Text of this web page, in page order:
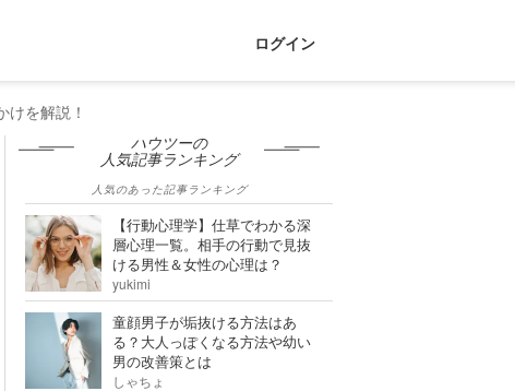
ログイン
を解説！
ハウツーの
人気記事ランキング
人気のあった記事ランキング
【行動心理学】仕草でわかる深
層心理一覧。相手の行動で見抜
ける男性＆女性の心理は？
yukimi
童顔男子が垢抜ける方法はあ
る？大人っぽくなる方法や幼い
男の改善策とは
しゃちょ